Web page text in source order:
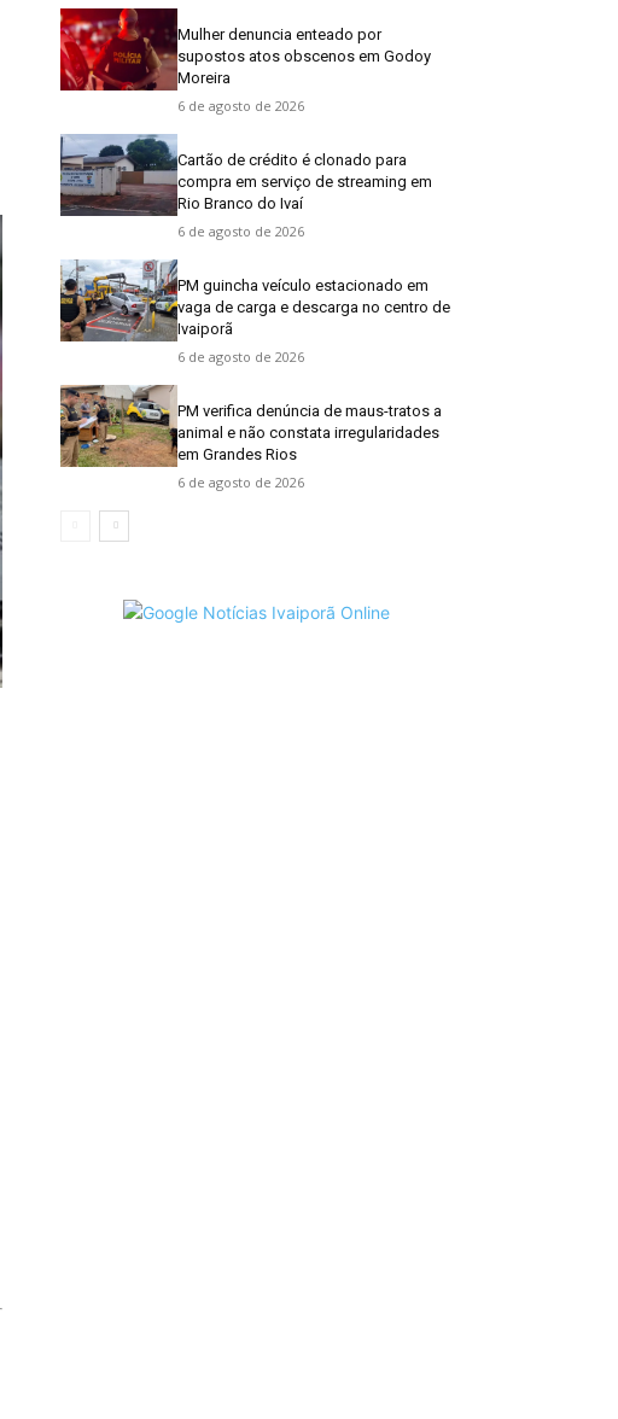
Mulher denuncia enteado por
supostos atos obscenos em Godoy
Moreira
6 de agosto de 2026
Cartão de crédito é clonado para
compra em serviço de streaming em
Rio Branco do Ivaí
6 de agosto de 2026
PM guincha veículo estacionado em
vaga de carga e descarga no centro de
Ivaiporã
6 de agosto de 2026
PM verifica denúncia de maus-tratos a
animal e não constata irregularidades
em Grandes Rios
6 de agosto de 2026